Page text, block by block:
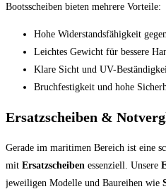
Bootsscheiben bieten mehrere Vorteile:
Hohe Widerstandsfähigkeit
Leichtes Gewicht für bessere
Klare Sicht und UV-
Bruchfestigkeit und hohe
Ersatzscheiben &
Gerade im maritimen Bereich ist eine
mit Ersatzscheiben essenziell. Unsere
jeweiligen Modelle und Baureihen wie